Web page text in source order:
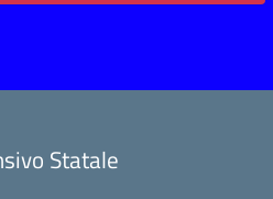
Statale